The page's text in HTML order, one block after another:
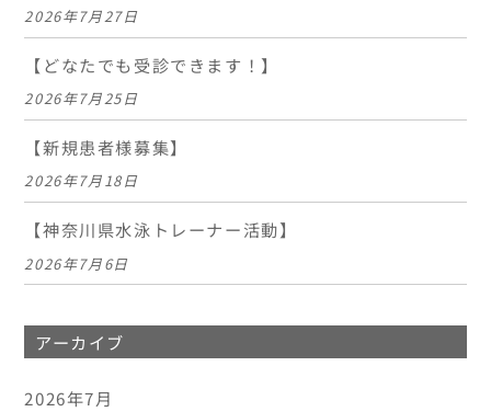
2026年7月27日
【どなたでも受診できます！】
2026年7月25日
【新規患者様募集】
2026年7月18日
【神奈川県水泳トレーナー活動】
2026年7月6日
アーカイブ
2026年7月